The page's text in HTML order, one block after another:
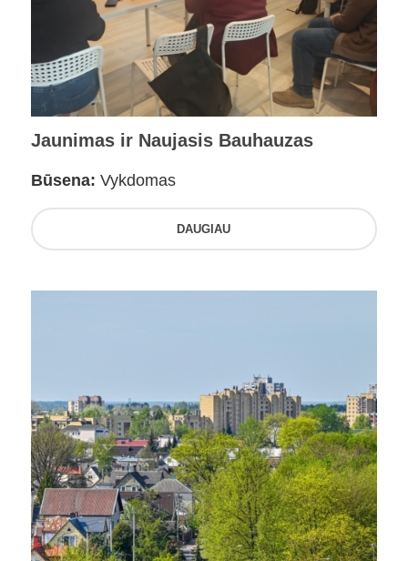
Jaunimas ir Naujasis Bauhauzas
Būsena: Vykdomas
DAUGIAU